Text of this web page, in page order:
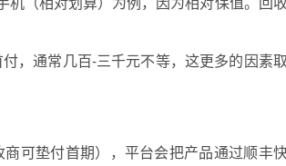
，通常几百-三千元不等，这更多的因素取
可垫付首期），平台会把产品通过顺丰